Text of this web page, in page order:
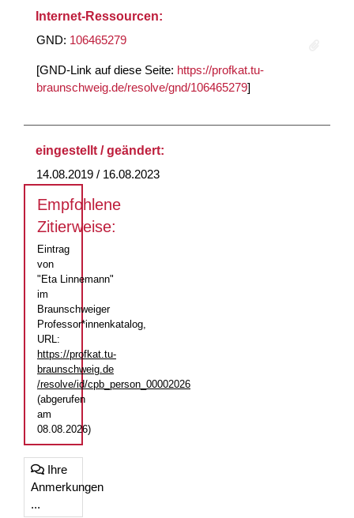
Internet-Ressourcen:
GND: 106465279
[GND-Link auf diese Seite: https://profkat.tu-
braunschweig.de/resolve/gnd/106465279]
eingestellt / geändert:
14.08.2019 / 16.08.2023
Empfohlene
Zitierweise:
Eintrag
von
"Eta Linnemann"
im
Braunschweiger
Professor*innenkatalog,
URL:
https://profkat.tu-
braunschweig.de
/resolve/id/cpb_person_00002026
(abgerufen
am
08.08.2026)
Ihre
Anmerkungen
...